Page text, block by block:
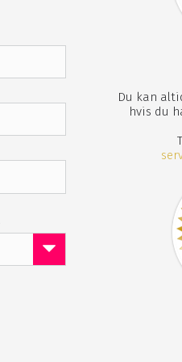
over hamam, sauna og
du trække dig tilbage til det
her er rig mulighed for at
Spil golf på Middelhavets
Du kan
hvis du